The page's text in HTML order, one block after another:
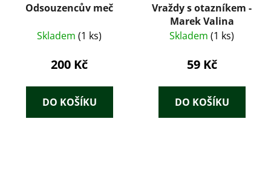
Odsouzencův meč
Skladem (1 ks)
200 Kč
DO KOŠÍKU
Vraždy s otazníkem -
Marek Valina
Skladem (1 ks)
59 Kč
DO KOŠÍKU